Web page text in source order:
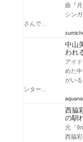
曲『
シン
さんで…
中山
われ
アイ
めた
がい
ンター…
西脇
の馴
元「
西脇